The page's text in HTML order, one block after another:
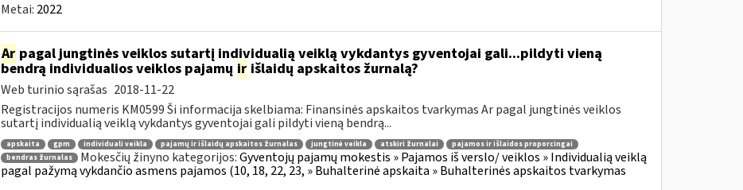
Metai: 2022
Arpagal jungtinės veiklos sutartį individualią veiklą vykdantys gyventojai gali...pildyti vieną
bendrą individualios veiklos pajamų irišlaidų apskaitos žurnalą?
Web turinio sąrašas 2018-11-22
Registracijos numeris KM0599 Ši informacija skelbiama: Finansinės apskaitos tvarkymas Ar pagal jungtinės veiklos
sutartį individualią veiklą vykdantys gyventojai gali pildyti vieną bendrą...
apskaita gpm individuali veikla pajamų ir išlaidų apskaitos žurnalas jungtinė veikla atskiri žurnalai
pajamos ir išlaidos proporcingai
bendras žurnalas
Mokesčių žinyno kategorijos:Gyventojų pajamų mokestis » Pajamos iš verslo/ veiklos » Individualią veiklą
pagal pažymą vykdančio asmens pajamos (10, 18, 22, 23, » Buhalterinė apskaita » Buhalterinės apskaitos tvarkymas